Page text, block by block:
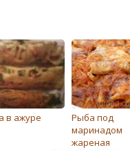
в ажуре
Рыба под
маринадом
жареная